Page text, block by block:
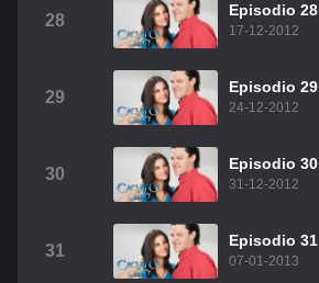
28
Episodio 28
17-12-2012
29
Episodio 29
24-12-2012
30
Episodio 30
31-12-2012
31
Episodio 31
07-01-2013